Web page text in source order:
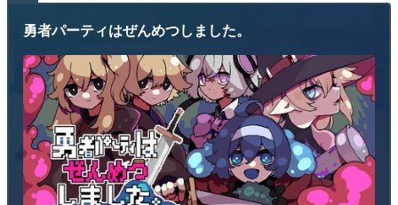
勇者パーティはぜんめつしました。